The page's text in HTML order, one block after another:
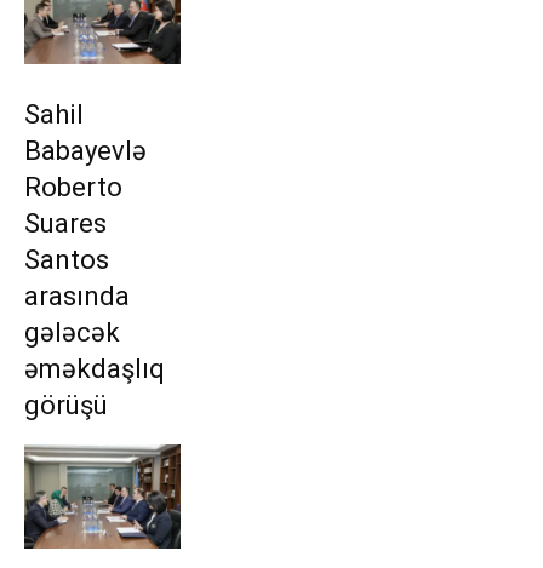
Sahil
Babayevlə
Roberto
Suares
Santos
arasında
gələcək
əməkdaşlıq
görüşü